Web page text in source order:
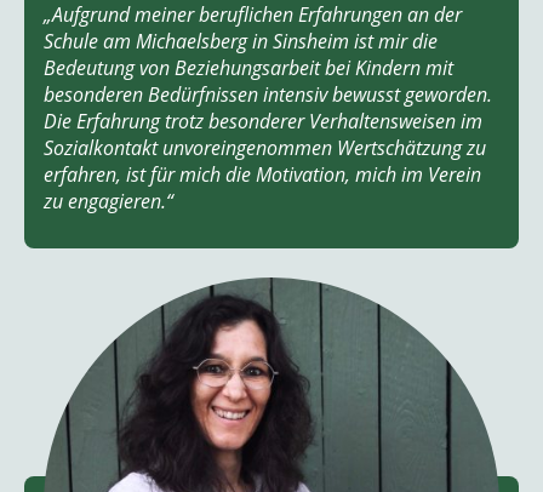
„Aufgrund meiner beruflichen Erfahrungen an der
Schule am Michaelsberg in Sinsheim ist mir die
Bedeutung von Beziehungsarbeit bei Kindern mit
besonderen Bedürfnissen intensiv bewusst geworden.
Die Erfahrung trotz besonderer Verhaltensweisen im
Sozialkontakt unvoreingenommen Wertschätzung zu
erfahren, ist für mich die Motivation, mich im Verein
zu engagieren.“